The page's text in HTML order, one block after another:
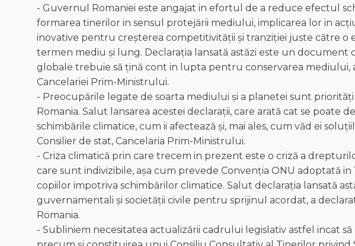
- Guvernul Romaniei este angajat in efortul de a reduce efectul
formarea tinerilor in sensul protejării mediului, implicarea lor in
inovative pentru creșterea competitivității și tranziției juste către o
termen mediu și lung. Declarația lansată astăzi este un document
globale trebuie să țină cont in lupta pentru conservarea mediului,
Cancelariei Prim-Ministrului.
- Preocupările legate de soarta mediului și a planetei sunt
Romania. Salut lansarea acestei declarații, care arată cat se poate
schimbările climatice, cum ii afectează și, mai ales, cum văd ei
Consilier de stat, Cancelaria Prim-Ministrului.
- Criza climatică prin care trecem in prezent este o criză a
care sunt indivizibile, așa cum prevede Convenția ONU adoptată
copiilor impotriva schimbărilor climatice. Salut declarația lansată
guvernamentali și societății civile pentru sprijinul acordat, a
Romania.
- Subliniem necesitatea actualizării cadrului legislativ astfel incat